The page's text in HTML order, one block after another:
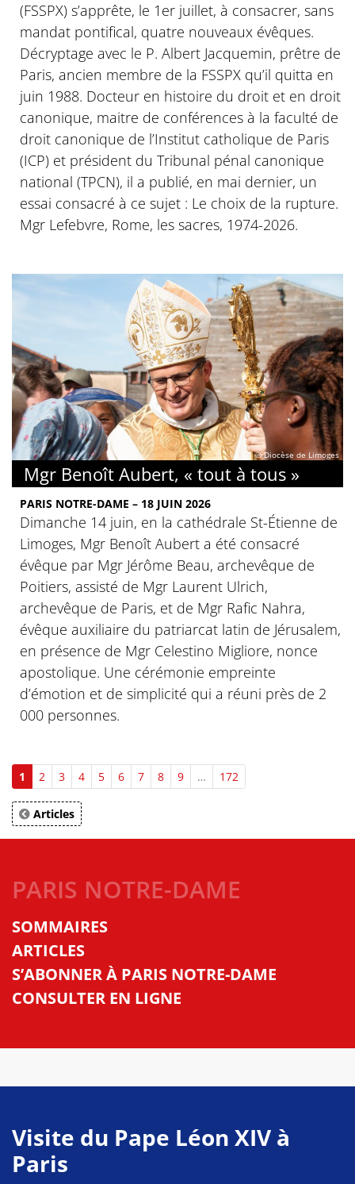
(FSSPX) s’apprête, le 1er juillet, à consacrer, sans
mandat pontifical, quatre nouveaux évêques.
Décryptage avec le P. Albert Jacquemin, prêtre de
Paris, ancien membre de la FSSPX qu’il quitta en
juin 1988. Docteur en histoire du droit et en droit
canonique, maitre de conférences à la faculté de
droit canonique de l’Institut catholique de Paris
(ICP) et président du Tribunal pénal canonique
national (TPCN), il a publié, en mai dernier, un
essai consacré à ce sujet : Le choix de la rupture.
Mgr Lefebvre, Rome, les sacres, 1974-2026.
© Diocèse de Limoges
Mgr Benoît Aubert, « tout à tous »
PARIS NOTRE-DAME – 18 JUIN 2026
Dimanche 14 juin, en la cathédrale St-Étienne de
Limoges, Mgr Benoît Aubert a été consacré
évêque par Mgr Jérôme Beau, archevêque de
Poitiers, assisté de Mgr Laurent Ulrich,
archevêque de Paris, et de Mgr Rafic Nahra,
évêque auxiliaire du patriarcat latin de Jérusalem,
en présence de Mgr Celestino Migliore, nonce
apostolique. Une cérémonie empreinte
d’émotion et de simplicité qui a réuni près de 2
000 personnes.
1 2 3 4 5 6 7 8 9 … 172
Articles
PARIS NOTRE-DAME
SOMMAIRES
ARTICLES
S’ABONNER À PARIS NOTRE-DAME
CONSULTER EN LIGNE
Visite du Pape Léon XIV à
Paris